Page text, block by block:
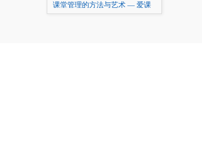
课堂管理的方法与艺术 — 爱课